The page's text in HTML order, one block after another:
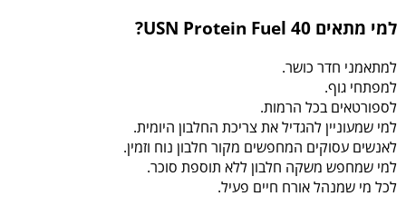
למי מתאים USN Protein Fuel 40?
למתאמני חדר כושר.
למפתחי גוף.
לספורטאים בכל הרמות.
למי שמעוניין להגדיל את צריכת החלבון היומית.
לאנשים עסוקים המחפשים מקור חלבון נוח וזמין.
למי שמחפש משקה חלבון ללא תוספת סוכר.
לכל מי שמנהל אורח חיים פעיל.